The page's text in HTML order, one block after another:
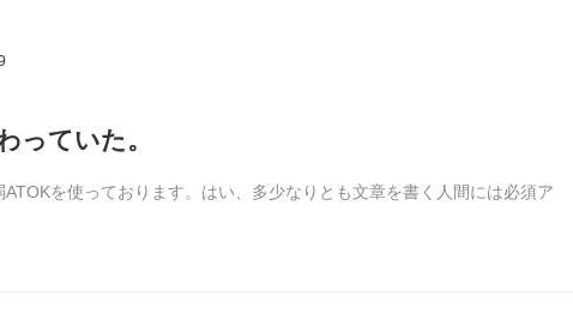
っていた。
を使っております。はい、多少なりとも文章を書く人間には必須ア